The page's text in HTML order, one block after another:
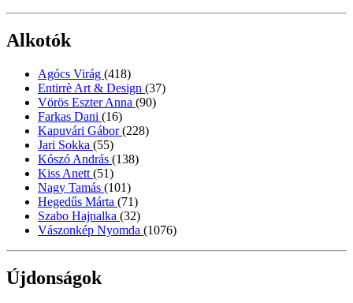
Alkotók
Agócs Virág (418)
Entirrè Art & Design (37)
Vörös Eszter Anna (90)
Farkas Dani (16)
Kapuvári Gábor(228)
Jari Sokka (55)
Kószó András (138)
Kiss Anett (51)
Nagy Tamás (101)
Hegedűs Márta (71)
Szabo Hajnalka (32)
Vászonkép Nyomda (1076)
Újdonságok